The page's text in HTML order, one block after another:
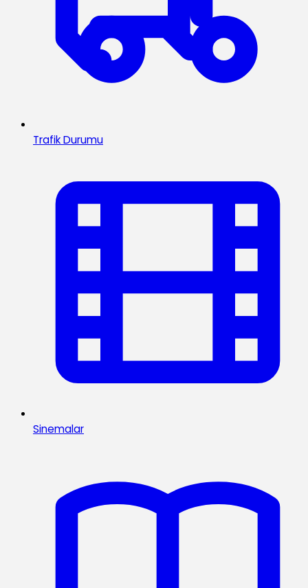
Trafik Durumu
Sinemalar